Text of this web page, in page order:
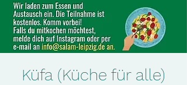
Küfa (Küche für alle)